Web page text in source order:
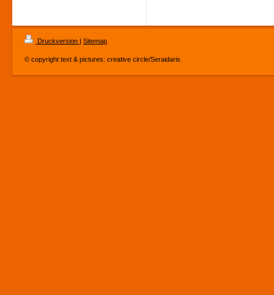
Druckversion | Sitemap
© copyright text & pictures: creative circle/Seraidaris